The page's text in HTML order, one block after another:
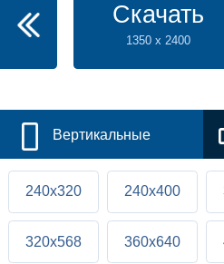
Скачать
1350 x 2400
Вертикальные
240x320 240x400
320x568 360x640